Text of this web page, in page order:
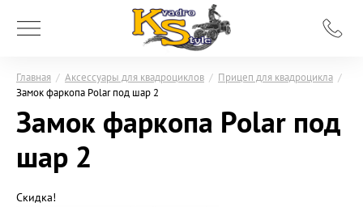
Главная / Аксессуары для квадроциклов / Прицеп для квадроцикла /
Замок фаркопа Polar под шар 2
Замок фаркопа Polar под
шар 2
Скидка!